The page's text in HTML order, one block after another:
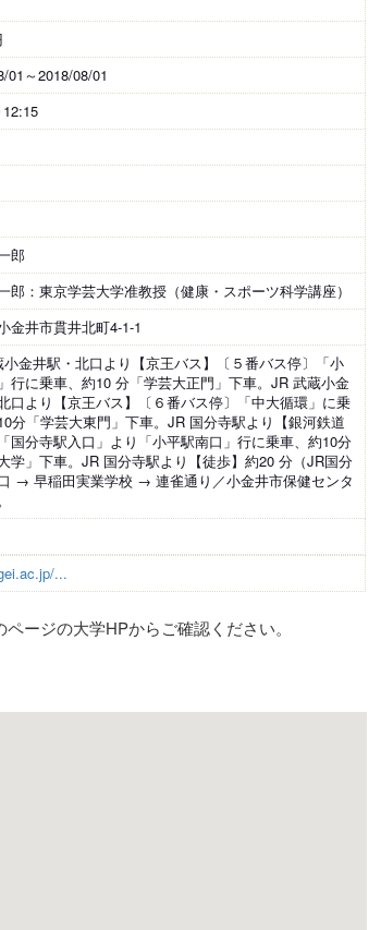
01～2018/08/01
郎
郎：東京学芸大学准教授（健康・スポーツ科学講座）
金井市貫井北町4-1-1
金井駅・北口より【京王バス】〔５番バス停〕「小
行に乗車、約10 分「学芸大正門」下車。JR 武蔵小金
口より【京王バス】〔６番バス停〕「中大循環」に乗
分「学芸大東門」下車。JR 国分寺駅より【銀河鉄道
国分寺駅入口」より「小平駅南口」行に乗車、約10分
学」下車。JR 国分寺駅より【徒歩】約20 分（JR国分
→ 早稲田実業学校 → 連雀通り／小金井市保健センタ
...
ージの大学HPからご確認ください。